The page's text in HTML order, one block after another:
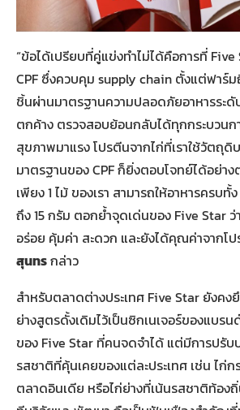
“ข้อได้เปรียบที่คู่แข่งทำไม่ได้คือการที่ Five
CPF ซึ่งควบคุม supply chain ตั้งแต่ฟาร์
ชิ้นผ่านมาตรฐานความปลอดภัยอาหารระ
ตกค้าง ตรวจสอบย้อนกลับได้ทุกกระบวนก
สุขภาพมาแรง โปรตีนจากไก่ที่เราใช้วัตถุ
มาตรฐานของ CPF ก็ยิ่งตอบโจทย์ได้อย่า
เพียง 1 ไม้ ของเรา สามารถให้อาหารครบ
ถึง 15 กรัม ตอกย้ำจุดเด่นของ Five Star ว่
อร่อย คุ้มค่า สะดวก และยังได้คุณค่าจากโป
สุนทรกล่าว
สำหรับตลาดต่างประเทศ Five Star ยังคง
ย่างสูตรดั้งเดิมไว้เป็นซิกเนเจอร์ของแบรน
ของ Five Star ที่คนจดจำได้ แต่มีการปรับ
รสชาติที่คุ้นเคยของแต่ละประเทศ เช่น ไก่
ตลาดอินเดีย หรือไก่ย่างที่เน้นรสชาติท้อ